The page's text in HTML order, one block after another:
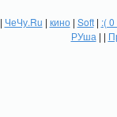
| ЧеЧу.Ru | кино| Soft| :(
РУша | |